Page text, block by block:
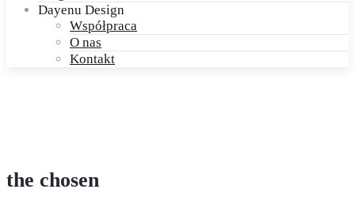
Dayenu Design
Współpraca
O nas
Kontakt
the chosen